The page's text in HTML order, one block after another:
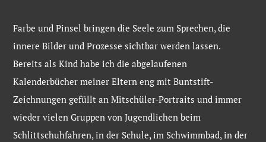
Farbe und Pinsel bringen die Seele zum Sprechen, die
innere Bilder und Prozesse sichtbar werden lassen.
Bereits als Kind habe ich die abgelaufenen
Kalenderbücher meiner Eltern eng mit Buntstift-
Zeichnungen gefüllt an Mitschüler-Portraits und immer
wieder vielen Gruppen von Jugendlichen beim
Schlittschuhfahren, in der Schule, im Schwimmbad, in der